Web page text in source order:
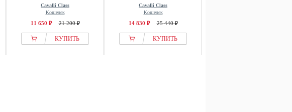
Cavalli Class
Кошелек
11 650 ₽ 21 200 ₽
КУПИТЬ
Cavalli Class
Кошелек
14 830 ₽ 25 440 ₽
КУПИТЬ